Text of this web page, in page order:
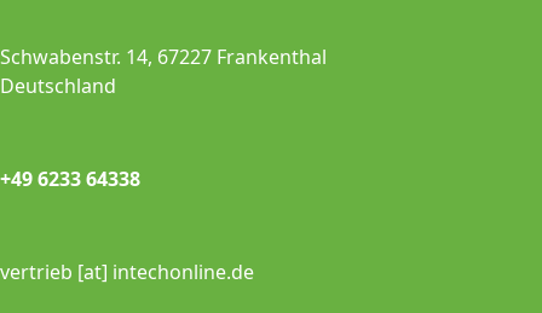
Schwabenstr. 14, 67227 Frankenthal
Deutschland
+49 6233 64338
vertrieb [at] intechonline.de